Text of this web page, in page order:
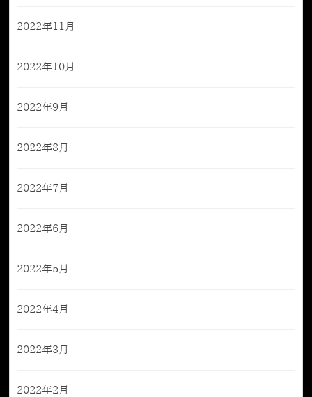
2022年11月
2022年10月
2022年9月
2022年8月
2022年7月
2022年6月
2022年5月
2022年4月
2022年3月
2022年2月